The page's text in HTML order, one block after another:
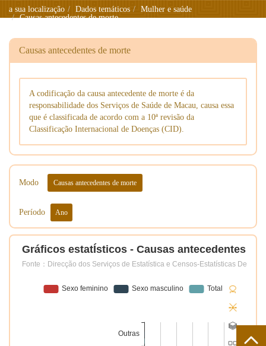
a sua localização Dados temáticos
Mulher e saúde
Causas antecedentes de morte
Causas antecedentes de morte
A codificação da causa antecedente de morte é da
responsabilidade dos Serviços de Saúde de Macau, causa essa
que é classificada de acordo com a 10ª revisão da
Classificação Internacional de Doenças (CID).
Modo Causas antecedentes de morte
Período Ano